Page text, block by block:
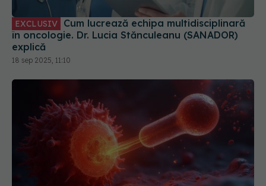
18 sep 2025, 11:10
Așa se tratează cancerul! Țintește direct locul
unde a fost tumora